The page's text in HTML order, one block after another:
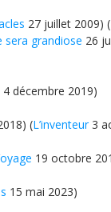
27 juillet 2009) (
sera grandiose 26
4 décembre 2019)
(L’inventeur3
19 octobre
15 mai 2023)